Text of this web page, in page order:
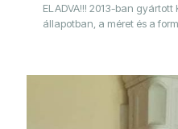
ELADVA!!! 2013-ban
állapotban, a méret és a